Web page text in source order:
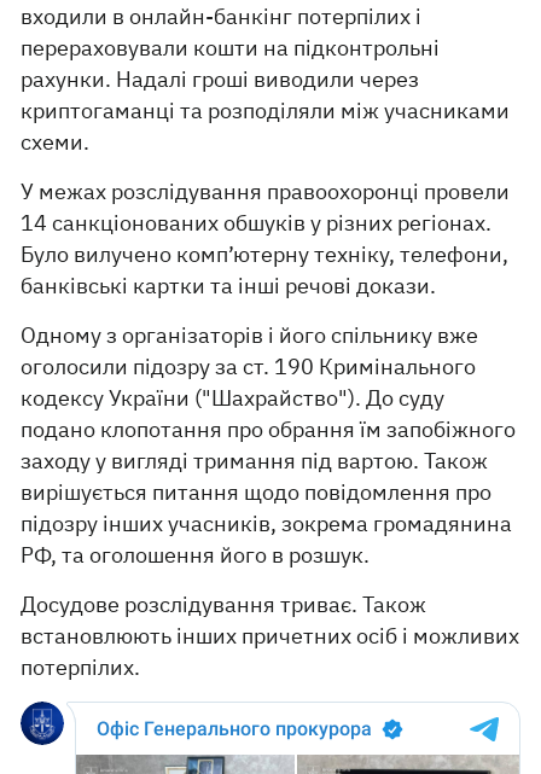
входили в онлайн-банкінг потерпілих і
перераховували кошти на підконтрольні
рахунки. Надалі гроші виводили через
криптогаманці та розподіляли між учасниками
схеми.
У межах розслідування правоохоронці провели
14 санкціонованих обшуків у різних регіонах.
Було вилучено комп’ютерну техніку, телефони,
банківські картки та інші речові докази.
Одному з організаторів і його спільнику вже
оголосили підозру за ст. 190 Кримінального
кодексу України ("Шахрайство"). До суду
подано клопотання про обрання їм запобіжного
заходу у вигляді тримання під вартою. Також
вирішується питання щодо повідомлення про
підозру інших учасників, зокрема громадянина
РФ, та оголошення його в розшук.
Досудове розслідування триває. Також
встановлюють інших причетних осіб і можливих
потерпілих.